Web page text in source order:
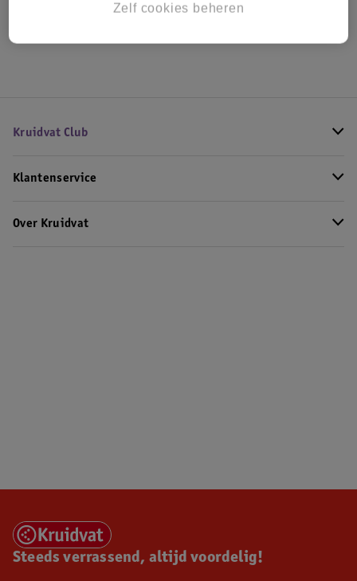
Kruidvat Club
Klantenservice
Over Kruidvat
Steeds verrassend, altijd voordelig!
Zelf cookies beheren